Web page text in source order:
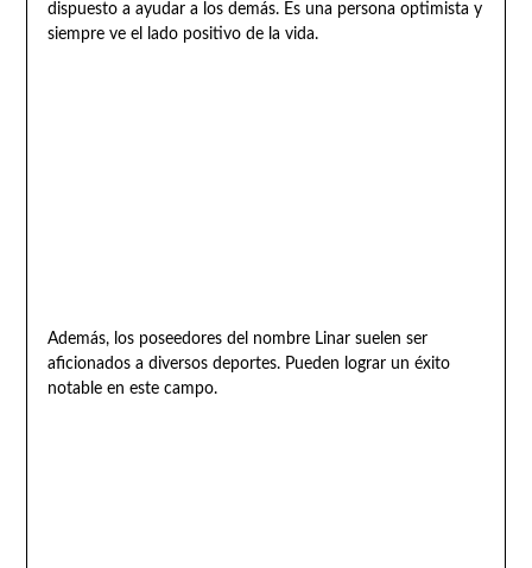
dispuesto a ayudar a los demás. Es una persona optimista y
siempre ve el lado positivo de la vida.
Además, los poseedores del nombre Linar suelen ser
aficionados a diversos deportes. Pueden lograr un éxito
notable en este campo.